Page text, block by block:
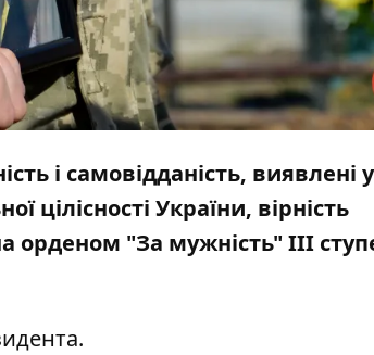
і самовідданість, виявлені у
цілісності України, вірність
"За мужність" ІІІ